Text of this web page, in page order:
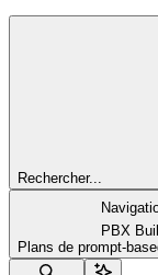
Rechercher...
PBX
Plans de prompt-